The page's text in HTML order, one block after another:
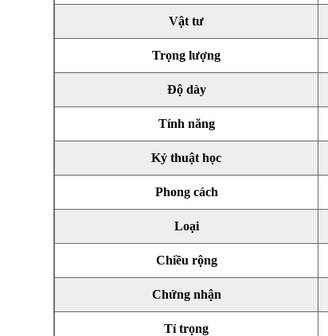
Vật tư
Trọng lượng
Độ dày
Tính năng
Kỷ thuật học
Phong cách
Loại
Chiều rộng
Chứng nhận
Tỉ trọng